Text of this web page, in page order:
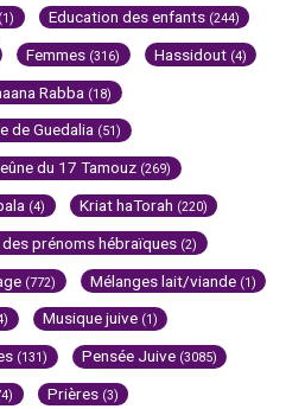
(1) Education des enfants (244)
Femmes (316) Hassidout (4)
Rabba (18)
de Guedalia (51)
du 17 Tamouz (269)
(4) Kriat haTorah (220)
des prénoms hébraïques (2)
(772) Mélanges lait/viande (1)
Musique juive (1)
(131) Pensée Juive (3085)
Prières (3)